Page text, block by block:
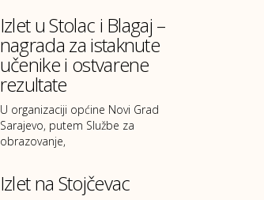
Izlet u Stolac i Blagaj –
nagrada za istaknute
učenike i ostvarene
rezultate
U organizaciji općine Novi Grad
Sarajevo, putem Službe za
obrazovanje,
Izlet na Stojčevac